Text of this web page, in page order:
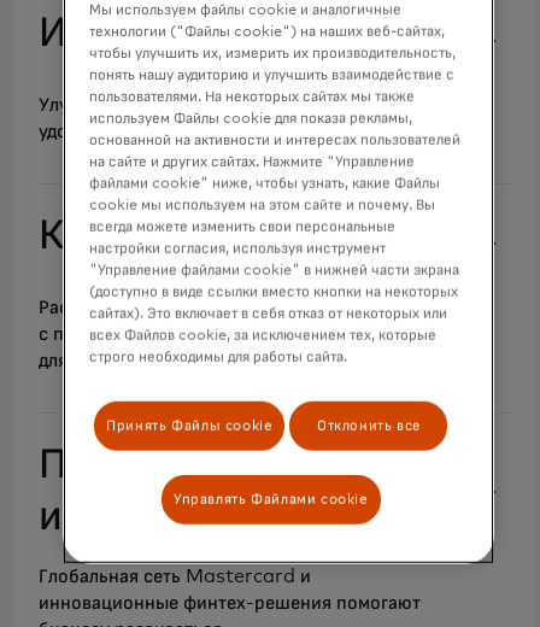
Игры
Улучшайте игры за счет безопасной и
удобной оплаты.
Криптовалюты
Расширьте выбор, безопасность и масштаб
с помощью финтех-решений Mastercard
для блокчейна.
Поставщики
инфраструктуры
Глобальная сеть Mastercard и
инновационные финтех-решения помогают
Мы используем файлы cookie и аналогичные
технологии ("Файлы cookie") на наших веб-сайтах,
чтобы улучшить их, измерить их производительность,
понять нашу аудиторию и улучшить взаимодействие с
пользователями. На некоторых сайтах мы также
используем Файлы cookie для показа рекламы,
основанной на активности и интересах пользователей
на сайте и других сайтах. Нажмите "Управление
файлами cookie" ниже, чтобы узнать, какие Файлы
cookie мы используем на этом сайте и почему. Вы
всегда можете изменить свои персональные
настройки согласия, используя инструмент
"Управление файлами cookie" в нижней части экрана
(доступно в виде ссылки вместо кнопки на некоторых
сайтах). Это включает в себя отказ от некоторых или
всех Файлов cookie, за исключением тех, которые
строго необходимы для работы сайта.
Принять Файлы cookie Отклонить все
Управлять Файлами cookie